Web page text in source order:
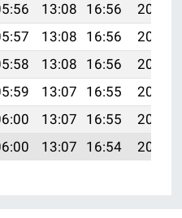
13:08 16:56
20:09
13:08 16:56
20:08
13:08 16:56
20:07
13:07 16:55
20:06
13:07 16:55
20:05
13:07 16:54 20:04